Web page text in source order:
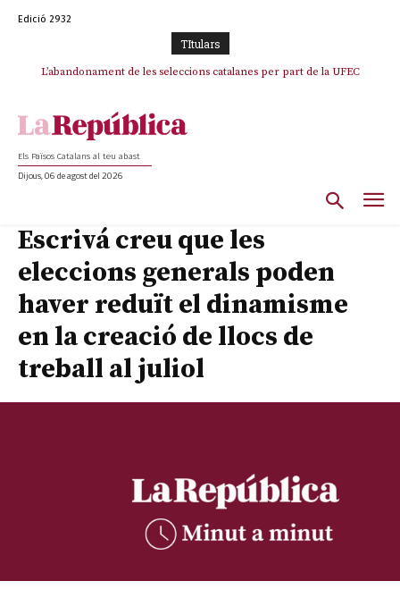
Edició 2932
TItulars
L’abandonament de les seleccions catalanes per part de la UFEC
Els Països Catalans al teu abast
Dijous, 06 de agost del 2026
Escrivá creu que les
eleccions generals poden
haver reduït el dinamisme
en la creació de llocs de
treball al juliol